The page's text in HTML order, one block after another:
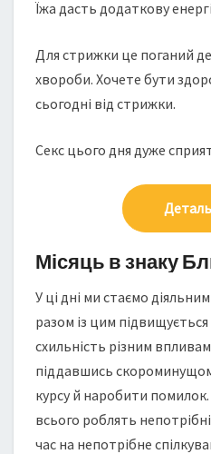
Їжа дасть додаткову
Для стрижки це поганий
хвороби. Хочете бути
сьогодні від стрижки.
Секс цього дня дуже
Місяць в знаку
У ці дні ми стаємо
разом із цим підвищується
схильність різним
піддавшись
курсу й наробити
всього роблять
час на непотрібне